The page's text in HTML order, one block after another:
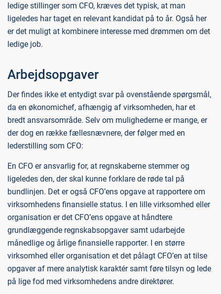
ledige stillinger som CFO, kræves det typisk, at man
ligeledes har taget en relevant kandidat på to år. Også her
er det muligt at kombinere interesse med drømmen om det
ledige job.
Arbejdsopgaver
Der findes ikke et entydigt svar på ovenstående spørgsmål,
da en økonomichef, afhængig af virksomheden, har et
bredt ansvarsområde. Selv om mulighederne er mange, er
der dog en række fællesnævnere, der følger med en
lederstilling som CFO:
En CFO er ansvarlig for, at regnskaberne stemmer og
ligeledes den, der skal kunne forklare de røde tal på
bundlinjen. Det er også CFO’ens opgave at rapportere om
virksomhedens finansielle status. I en lille virksomhed eller
organisation er det CFO’ens opgave at håndtere
grundlæggende regnskabsopgaver samt udarbejde
månedlige og årlige finansielle rapporter. I en større
virksomhed eller organisation et det pålagt CFO’en at tilse
opgaver af mere analytisk karaktér samt føre tilsyn og lede
på lige fod med virksomhedens andre direktører.